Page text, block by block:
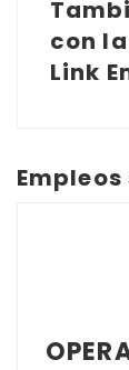
con
Link